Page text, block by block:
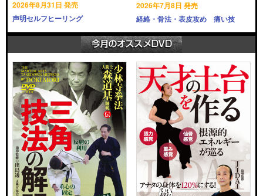
2026年8月31日 発売
声明セルフヒーリング
2026年7月8日 発売
経絡・骨法・表皮攻め 痛い技